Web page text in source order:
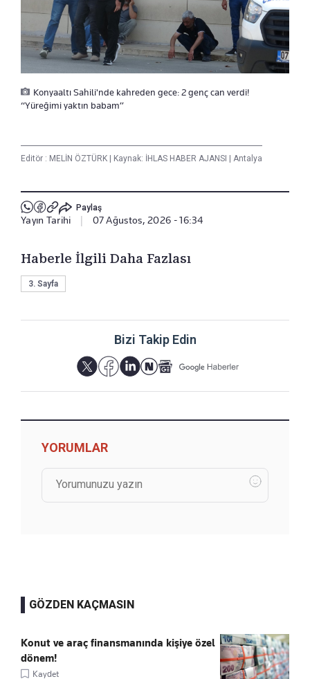
Konyaaltı Sahili'nde kahreden gece: 2 genç can verdi!
“Yüreğimi yaktın babam”
Editör : MELİN ÖZTÜRK | Kaynak: İHLAS HABER AJANSI | Antalya
Paylaş
Yayın Tarihi | 07 Ağustos, 2026 - 16:34
Haberle İlgili Daha Fazlası
3. Sayfa
Bizi Takip Edin
YORUMLAR
GÖZDEN KAÇMASIN
Konut ve araç finansmanında kişiye özel
dönem!
Kaydet